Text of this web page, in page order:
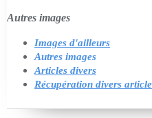
Autres images
Images d'ailleurs
Autres images
Articles divers
Récupération divers